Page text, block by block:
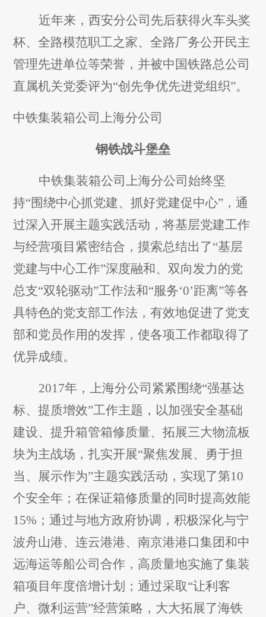
近年来，西安分公司先后获得火车头奖
杯、全路模范职工之家、全路厂务公开民主
管理先进单位等荣誉，并被中国铁路总公司
直属机关党委评为“创先争优先进党组织”。
中铁集装箱公司上海分公司
钢铁战斗堡垒
中铁集装箱公司上海分公司始终坚
持“围绕中心抓党建、抓好党建促中心”，通
过深入开展主题实践活动，将基层党建工作
与经营项目紧密结合，摸索总结出了“基层
党建与中心工作”深度融和、双向发力的党
总支“双轮驱动”工作法和“服务‘0’距离”等各
具特色的党支部工作法，有效地促进了党支
部和党员作用的发挥，使各项工作都取得了
优异成绩。
2017年，上海分公司紧紧围绕“强基达
标、提质增效”工作主题，以加强安全基础
建设、提升箱管箱修质量、拓展三大物流板
块为主战场，扎实开展“聚焦发展、勇于担
当、展示作为”主题实践活动，实现了第10
个安全年；在保证箱修质量的同时提高效能
15%；通过与地方政府协调，积极深化与宁
波舟山港、连云港港、南京港港口集团和中
远海运等船公司合作，高质量地实施了集装
箱项目年度倍增计划；通过采取“让利客
户、微利运营”经营策略，大大拓展了海铁